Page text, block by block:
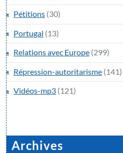
Pétitions (30)
Portugal (13)
Relations avec Europe (299)
Répression-autoritarisme (141)
Vidéos-mp3 (121)
Archives